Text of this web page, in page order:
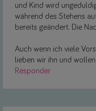
und Kind wird
während des Stehens
bereits geändert. Die
Auch wenn ich viele
lieben wir ihn und
Responder